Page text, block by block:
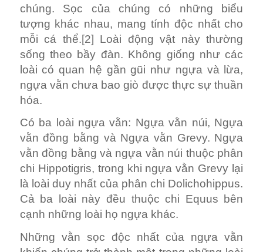
chúng. Sọc của chúng có những biểu
tượng khác nhau, mang tính độc nhất cho
mỗi cá thể.[2] Loài động vật này thường
sống theo bầy đàn. Không giống như các
loài có quan hệ gần gũi như ngựa và lừa,
ngựa vằn chưa bao giò được thực sự thuần
hóa.
Có ba loài ngựa vằn: Ngựa vằn núi, Ngựa
vằn đồng bằng và Ngựa vằn Grevy. Ngựa
vằn đồng bằng và ngựa vằn núi thuộc phân
chi Hippotigris, trong khi ngựa vằn Grevy lại
là loài duy nhất của phân chi Dolichohippus.
Cả ba loài này đều thuộc chi Equus bên
cạnh những loài họ ngựa khác.
Những vằn sọc độc nhất của ngựa vằn